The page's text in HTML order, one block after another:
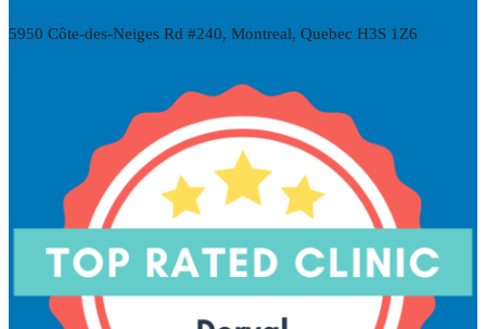
5950 Côte-des-Neiges Rd #240, Montreal, Quebec H3S 1Z6